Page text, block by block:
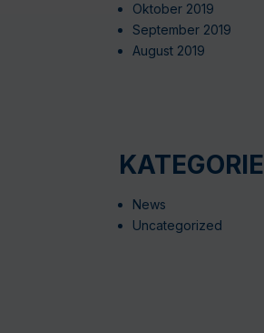
Oktober 2019
September 2019
August 2019
KATEGORIE
News
Uncategorized